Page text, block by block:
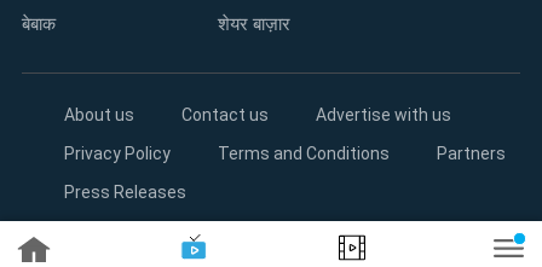
बेबाक
शेयर बाज़ार
About us Contact us
Advertise with us
Privacy Policy
Terms and Conditions
Partners
Press Releases
Copyright©2026 Living Media India Limited. For reprint rights: